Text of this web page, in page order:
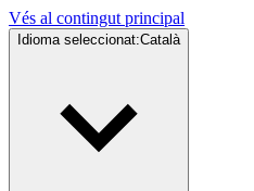
Vés al contingut principal
Idioma seleccionat:Català